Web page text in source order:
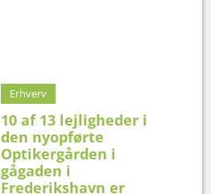
Erhverv
10 af 13 lejligheder i
den nyopførte
Optikergården i
gågaden i
Frederikshavn er